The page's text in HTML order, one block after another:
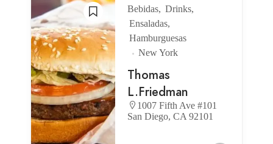
Bebidas
Drinks
Ensaladas
Hamburguesas
New York
Thomas
L.Friedman
1007 Fifth Ave #101
San Diego, CA 92101